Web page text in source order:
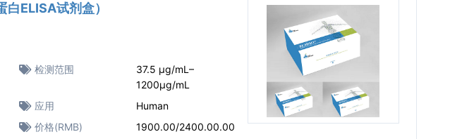
ELISA试剂盒）
检测范围
37.5 μg/mL–
1200μg/mL
应用
Human
价格(RMB) 1900.00/2400.00.00